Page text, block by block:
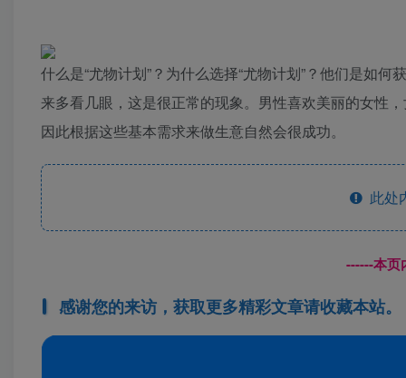
什么是“尤物计划”？为什么选择“尤物计划”？他们是如
来多看几眼，这是很正常的现象。男性喜欢美丽的女性
因此根据这些基本需求来做生意自然会很成功。
此处
------本页
感谢您的来访，获取更多精彩文章请收藏本站。